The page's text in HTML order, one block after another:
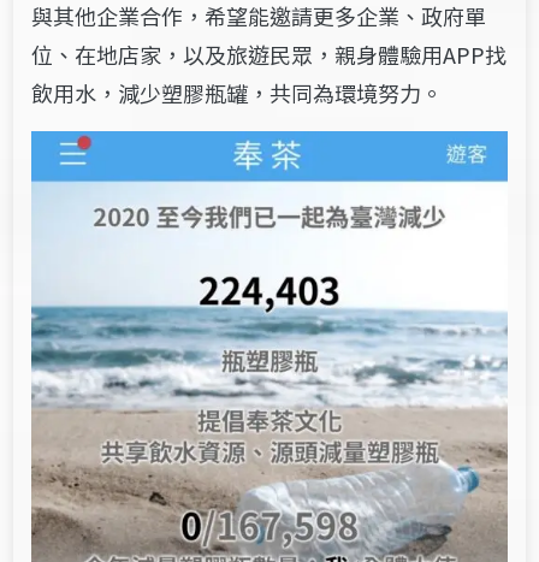
與其他企業合作，希望能邀請更多企業、政府單
位、在地店家，以及旅遊民眾，親身體驗用APP找
飲用水，減少塑膠瓶罐，共同為環境努力。